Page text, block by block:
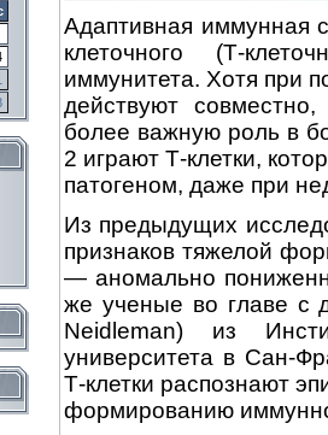
Адаптивная иммунная
клеточного (Т-
иммунитета. Хотя при
действуют
более важную роль в
2 играют Т-клетки,
патогеном, даже при
Из предыдущих
признаков тяжелой
— аномально
же ученые во главе с
Neidleman) из
университета в Сан-
Т-клетки распознают
формированию